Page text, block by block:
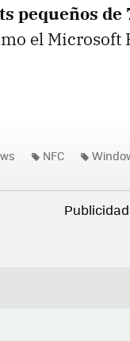
pequeños de
el Microsoft
NFC